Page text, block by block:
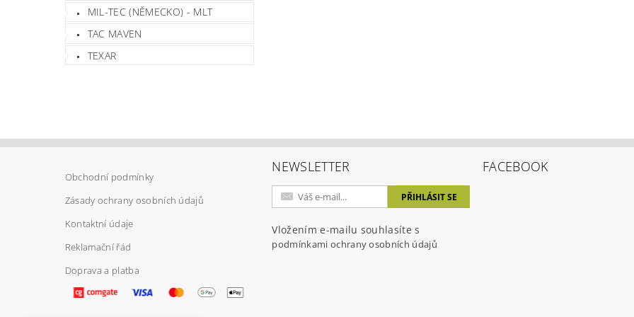
MIL-TEC (NĚMECKO) - MLT
TAC MAVEN
TEXAR
Obchodní podmínky
Zásady ochrany osobních údajů
Kontaktní údaje
Reklamační řád
Doprava a platba
NEWSLETTER
Vložením e-mailu souhlasíte s
podmínkami ochrany osobních údajů
FACEBOOK